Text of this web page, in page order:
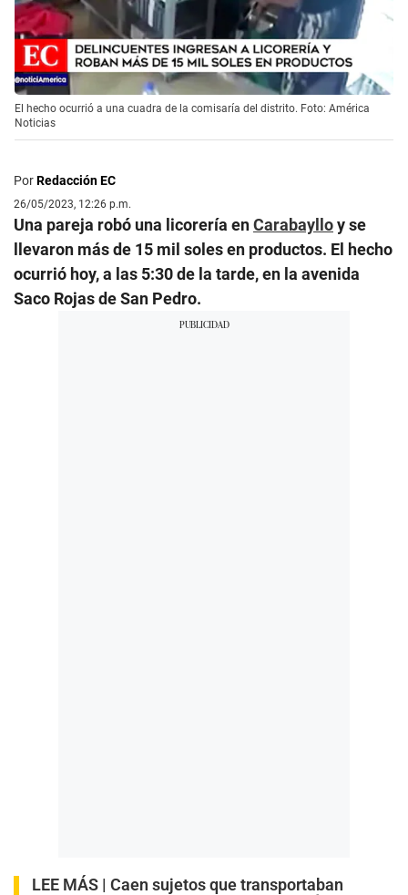
El hecho ocurrió a una cuadra de la comisaría del distrito. Foto: América
Noticias
PorRedacción EC
26/05/2023, 12:26 p.m.
Una pareja robó una licorería enCarabaylloy se
llevaron más de 15 mil soles en productos. El hecho
ocurrió hoy, a las 5:30 de la tarde, en la avenida
Saco Rojas de San Pedro.
LEE MÁS | Caen sujetos que transportaban